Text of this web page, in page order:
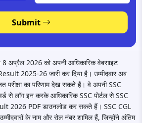
Submit
8 अप्रैल 2026 को अपनी आधिकारिक वेबसाइट
2025-26 जारी कर दिया है। उम्मीदवार अब
परीक्षा का परिणाम देख सकते हैं। वे अपनी SSC
से लॉग इन करके आधिकारिक SSC पोर्टल से SSC
2026 PDF डाउनलोड कर सकते हैं। SSC CGL
के नाम और रोल नंबर शामिल हैं, जिन्होंने अंतिम